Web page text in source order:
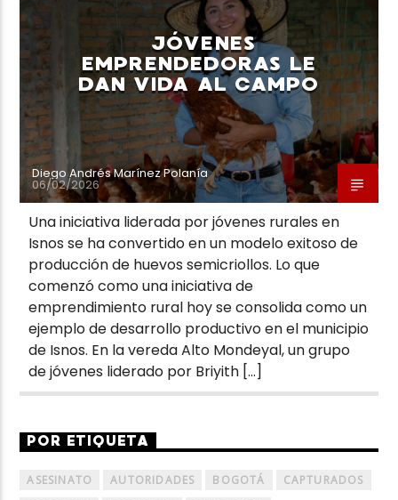
Neiva Estereo
JÓVENES
EMPRENDEDORAS LE
DAN VIDA AL CAMPO
Diego Andrés Marínez Polanía
06/02/2026
Una iniciativa liderada por jóvenes rurales en
Isnos se ha convertido en un modelo exitoso de
producción de huevos semicriollos. Lo que
comenzó como una iniciativa de
emprendimiento rural hoy se consolida como un
ejemplo de desarrollo productivo en el municipio
de Isnos. En la vereda Alto Mondeyal, un grupo
de jóvenes liderado por Briyith […]
POR ETIQUETA
ASESINATO AUTORIDADES BOGOTÁ
CAPTURADOS